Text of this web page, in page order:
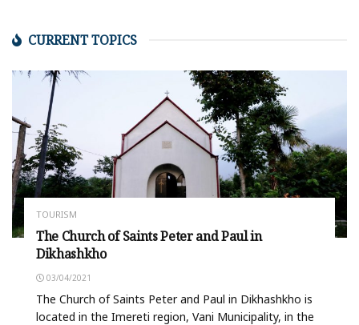
CURRENT TOPICS
TOURISM
The Church of Saints Peter and Paul in
Dikhashkho
03/04/2021
The Church of Saints Peter and Paul in Dikhashkho is
located in the Imereti region, Vani Municipality, in the